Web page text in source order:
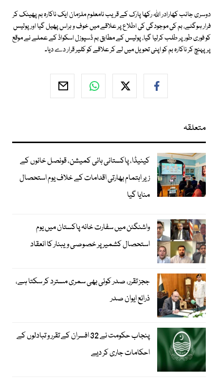
دوسری جانب کھارادر اللہ رکھا پارک کے قریب نامعلوم ملزمان ایک ناکارہ بم پھینک کر
فرار ہوگئے، بم کی موجودگی کی اطلاع پر علاقے میں خوف و ہراس پھیل گیا اور پولیس
کو فوری طور پر طلب کرلیا گیا، پولیس کے مطابق بم ڈسپوزل اسکواڈ کے عملے نے موقع
پر پہنچ کر ناکارہ بم کو اپنی تحویل میں لے کر علاقے کو کلیر قرار دے دیا۔
متعلقہ
کینیڈا، پاکستانی ہائی کمیشن، قونصل خانوں کے
زیر اہتمام بھارتی اقدامات کے خلاف یوم استحصال
منایا گیا
واشنگٹن میں سفارت خانہ پاکستان میں یوم
استحصال کشمیر پر خصوصی ویبنار کا انعقاد
ججز تقرر، صدر کوئی بھی سمری مسترد کر سکتا ہے،
ذرائع ایوان صدر
پنجاب حکومت نے 32 افسران کے تقرر و تبادلوں کے
احکامات جاری کر دیے